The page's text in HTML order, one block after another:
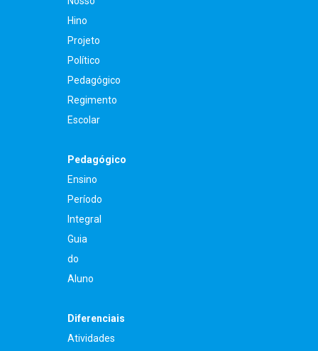
Hino
Projeto
Político
Pedagógico
Regimento
Escolar
Pedagógico
Ensino
Período
Integral
Guia
do
Aluno
Diferenciais
Atividades